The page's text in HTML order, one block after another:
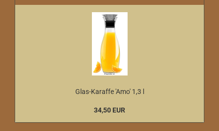
Glas-Karaffe 'Amo' 1,3 l
34,50 EUR